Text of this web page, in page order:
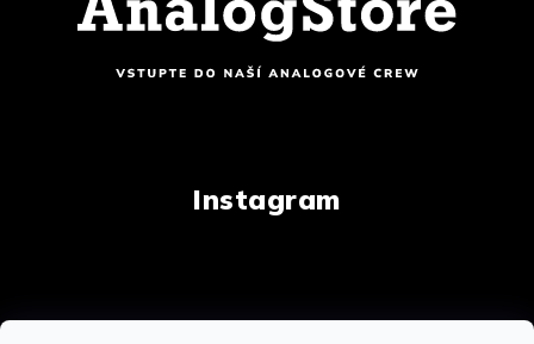
Instagram